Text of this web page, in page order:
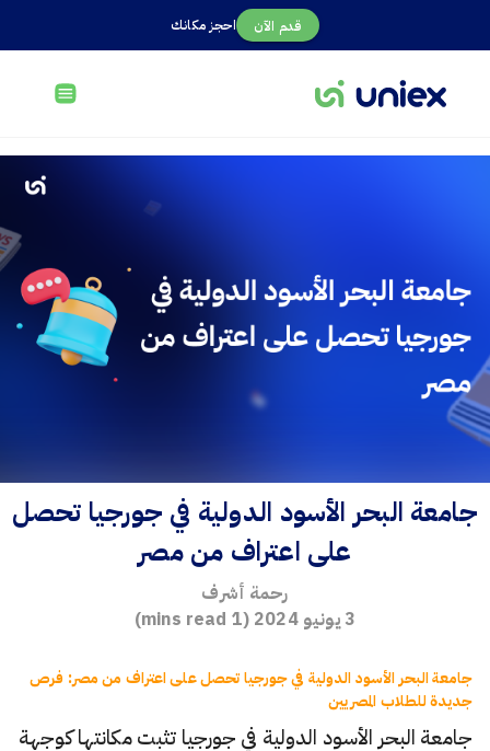
احجز مكانك قدم الآن
جامعة البحر الأسود الدولية في جورجيا تحصل
على اعتراف من مصر
رحمة أشرف
3 يونيو 2024
(
1
جامعة البحر الأسود الدولية في جورجيا تحصل على اعتراف من مصر: فرص
جديدة للطلاب المصريين
جامعة البحر الأسود الدولية في جورجيا تثبت مكانتها كوجهة